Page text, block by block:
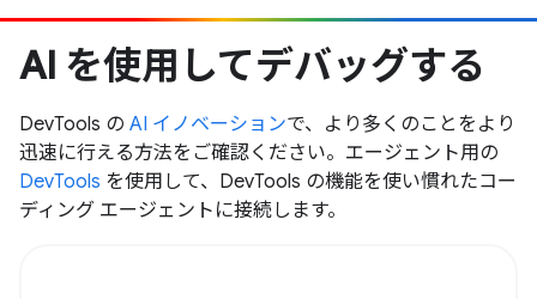
AI を使用してデバッグする
DevTools の AI イノベーションで、より多くのことをより
迅速に行える方法をご確認ください。エージェント用の
DevTools を使用して、DevTools の機能を使い慣れたコー
ディング エージェントに接続します。